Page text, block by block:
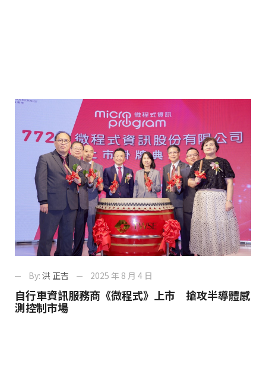
By: 洪 正吉 2025 年 8 月 4 日
自行車資訊服務商《微程式》上市 搶攻半導體感
測控制市場